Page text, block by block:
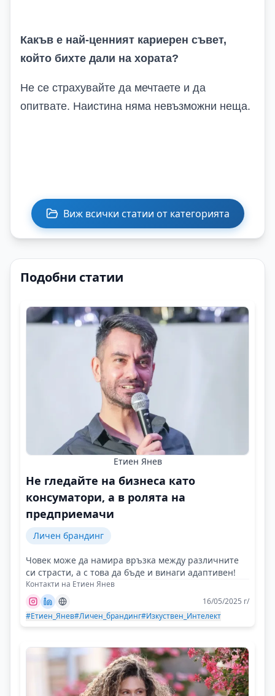
Какъв е най-ценният кариерен съвет,
който бихте дали на хората?
Не се страхувайте да мечтаете и да
опитвате. Наистина няма невъзможни неща.
Виж всички статии от категорията
Подобни статии
Етиен Янев
Не гледайте на бизнеса като
консуматори, а в ролята на
предприемачи
Личен брандинг
Човек може да намира връзка между различните
си страсти, а с това да бъде и винаги адаптивен!
Контакти на Етиен Янев
16/05/2025 г/
#Етиен_Янев#Личен_брандинг#Изкуствен_Интелект